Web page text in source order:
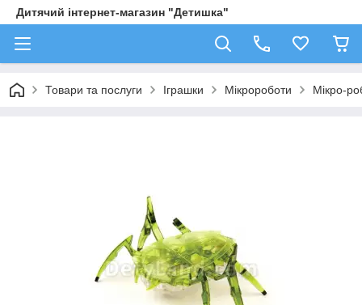
Дитячий інтернет-магазин "Детишка"
Товари та послуги Іграшки Мікророботи Мікро-